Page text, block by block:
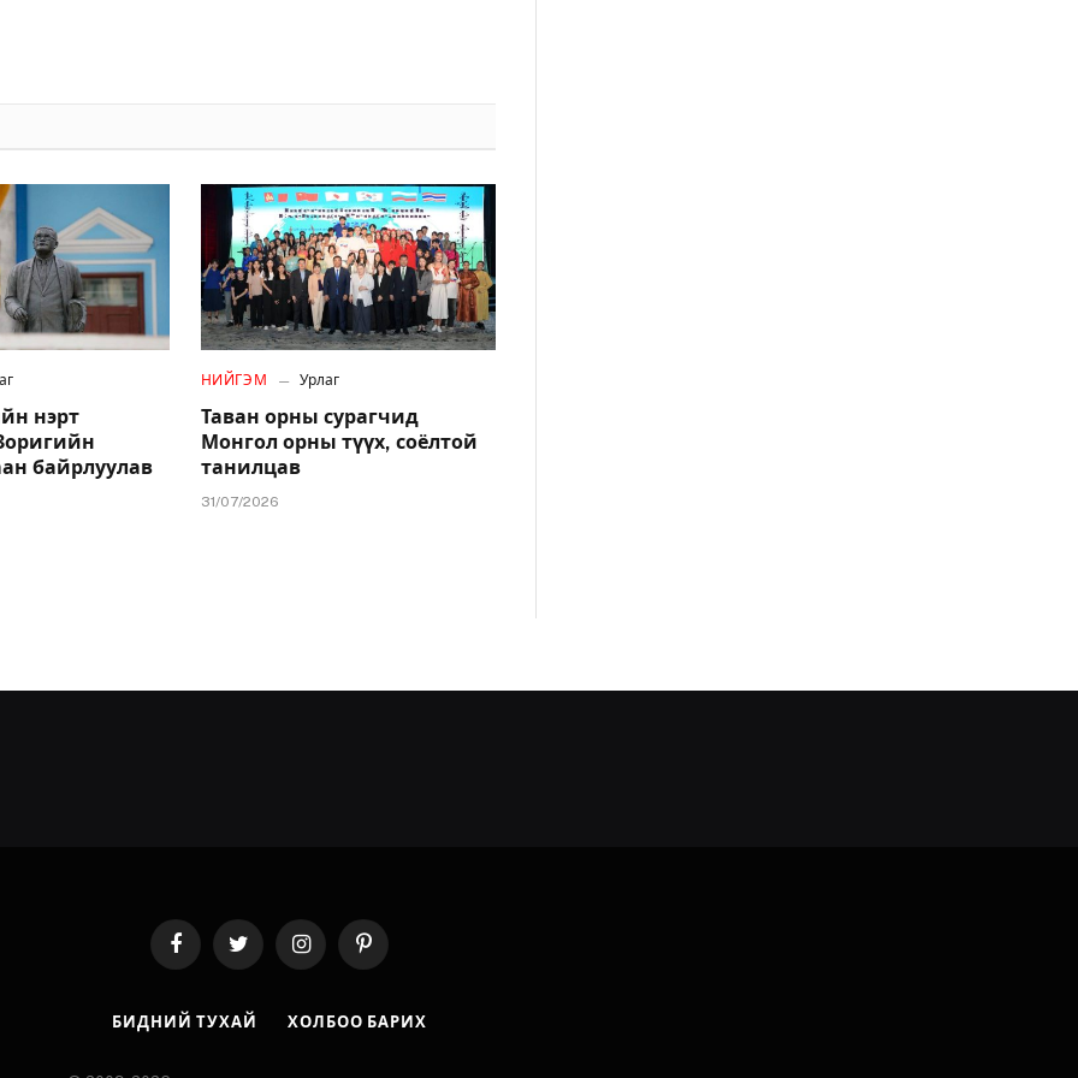
нэрт
байрлуулав
НИЙГЭМ Урлаг
Таван орны сурагчид
Монгол орны түүх, соёлтой
танилцав
31/07/2026
FacebookTwitter InstagramPinterest
БИДНИЙ ТУХАЙ ХОЛБОО БАРИХ